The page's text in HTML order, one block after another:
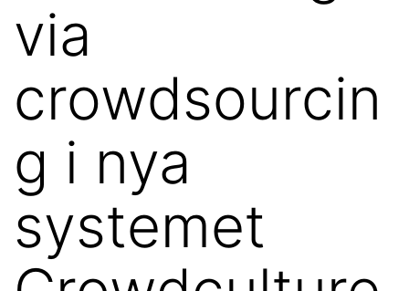
via
crowdsourcin
g i nya
systemet